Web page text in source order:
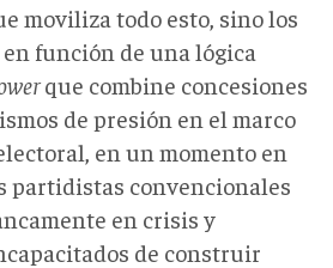
moviliza todo esto, sino los
función de una lógica
que combine concesiones
de presión en el marco
en un momento en
partidistas convencionales
en crisis y
de construir